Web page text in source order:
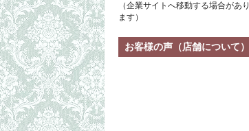
（企業サイトへ移動する場合があり
ます）
お客様の声（店舗について）